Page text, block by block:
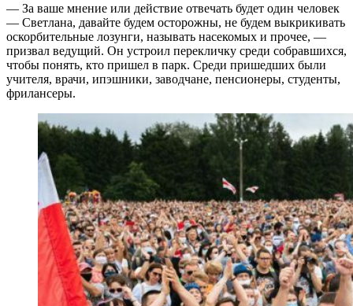
— За ваше мнение или действие отвечать будет один человек
— Светлана, давайте будем осторожны, не будем выкрикивать
оскорбительные лозунги, называть насекомых и прочее, —
призвал ведущий. Он устроил перекличку среди собравшихся,
чтобы понять, кто пришел в парк. Среди пришедших были
учителя, врачи, ипэшники, заводчане, пенсионеры, студенты,
фрилансеры.